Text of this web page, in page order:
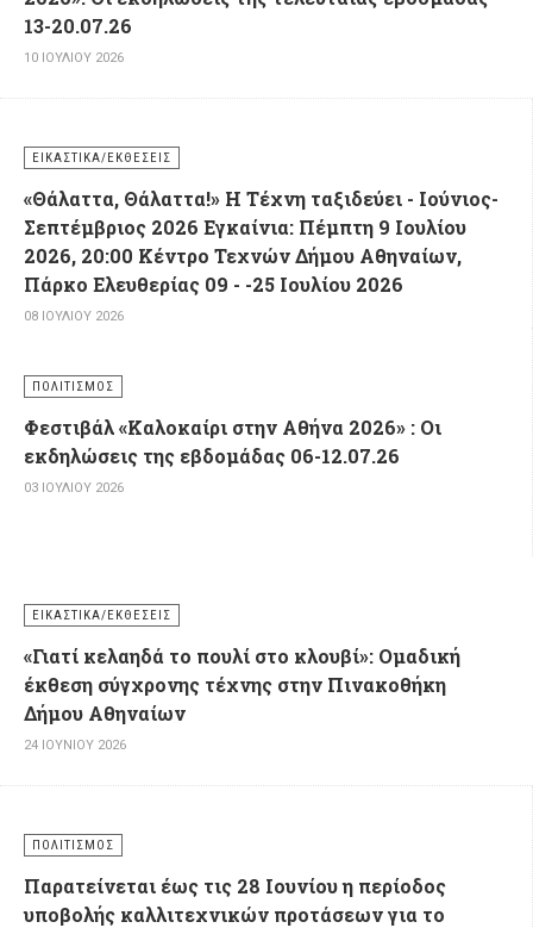
13-20.07.26
10 ΙΟΥΛΊΟΥ 2026
ΕΙΚΑΣΤΙΚΆ/ΕΚΘΈΣΕΙΣ
«Θάλαττα, Θάλαττα!» Η Τέχνη ταξιδεύει - Ιούνιος-
Σεπτέμβριος 2026 Εγκαίνια: Πέμπτη 9 Ιουλίου
2026, 20:00 Κέντρο Τεχνών Δήμου Αθηναίων,
Πάρκο Ελευθερίας 09 - -25 Ιουλίου 2026
08 ΙΟΥΛΊΟΥ 2026
ΠΟΛΙΤΙΣΜΌΣ
Φεστιβάλ «Καλοκαίρι στην Αθήνα 2026» : Οι
εκδηλώσεις της εβδομάδας 06-12.07.26
03 ΙΟΥΛΊΟΥ 2026
ΕΙΚΑΣΤΙΚΆ/ΕΚΘΈΣΕΙΣ
«Γιατί κελαηδά το πουλί στο κλουβί»: Ομαδική
έκθεση σύγχρονης τέχνης στην Πινακοθήκη
Δήμου Αθηναίων
24 ΙΟΥΝΊΟΥ 2026
ΠΟΛΙΤΙΣΜΌΣ
Παρατείνεται έως τις 28 Ιουνίου η περίοδος
υποβολής καλλιτεχνικών προτάσεων για το